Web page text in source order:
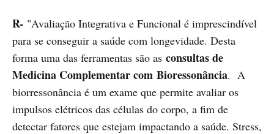
R- "Avaliação Integrativa e Funcional é imprescindível
para se conseguir a saúde com longevidade. Desta
forma uma das ferramentas são as consultas de
Medicina Complementar com Bioressonância. A
biorressonância é um exame que permite avaliar os
impulsos elétricos das células do corpo, a fim de
detectar fatores que estejam impactando a saúde. Stress,